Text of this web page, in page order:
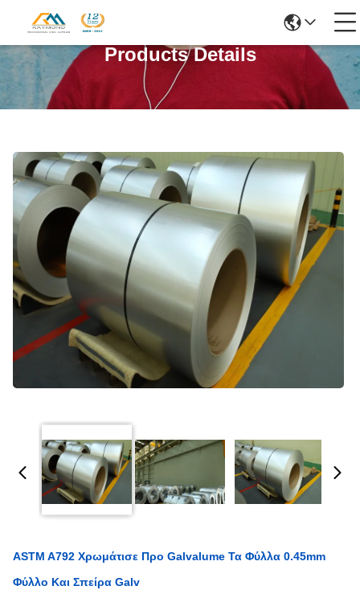
Products Details
ASTM A792 Χρωμάτισε Προ Galvalume Τα Φύλλα 0.45mm
Φύλλο Και Σπείρα Galv